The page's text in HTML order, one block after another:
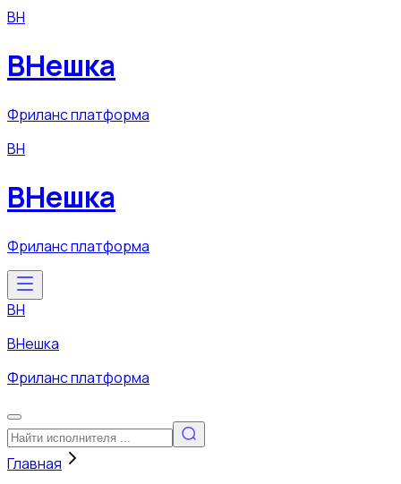
ВН
ВНешка
Фриланс платформа
ВН
ВНешка
Фриланс платформа
ВН
ВНешка
Фриланс платформа
Главная